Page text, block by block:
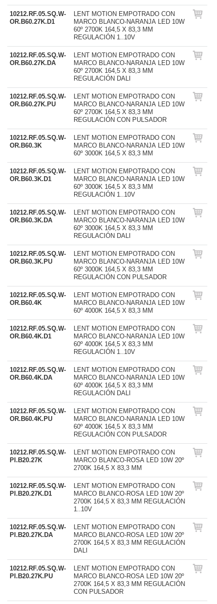
10212.RF.05.SQ.W-
OR.B60.27K.D1
LENT MOTION EMPOTRADO CON
MARCO BLANCO-NARANJA LED 10W
60º 2700K 164,5 X 83,3 MM
REGULACIÓN 1..10V
10212.RF.05.SQ.W-
OR.B60.27K.DA
LENT MOTION EMPOTRADO CON
MARCO BLANCO-NARANJA LED 10W
60º 2700K 164,5 X 83,3 MM
REGULACIÓN DALI
10212.RF.05.SQ.W-
OR.B60.27K.PU
LENT MOTION EMPOTRADO CON
MARCO BLANCO-NARANJA LED 10W
60º 2700K 164,5 X 83,3 MM
REGULACIÓN CON PULSADOR
10212.RF.05.SQ.W-
OR.B60.3K
LENT MOTION EMPOTRADO CON
MARCO BLANCO-NARANJA LED 10W
60º 3000K 164,5 X 83,3 MM
10212.RF.05.SQ.W-
OR.B60.3K.D1
LENT MOTION EMPOTRADO CON
MARCO BLANCO-NARANJA LED 10W
60º 3000K 164,5 X 83,3 MM
REGULACIÓN 1..10V
10212.RF.05.SQ.W-
OR.B60.3K.DA
LENT MOTION EMPOTRADO CON
MARCO BLANCO-NARANJA LED 10W
60º 3000K 164,5 X 83,3 MM
REGULACIÓN DALI
10212.RF.05.SQ.W-
OR.B60.3K.PU
LENT MOTION EMPOTRADO CON
MARCO BLANCO-NARANJA LED 10W
60º 3000K 164,5 X 83,3 MM
REGULACIÓN CON PULSADOR
10212.RF.05.SQ.W-
OR.B60.4K
LENT MOTION EMPOTRADO CON
MARCO BLANCO-NARANJA LED 10W
60º 4000K 164,5 X 83,3 MM
10212.RF.05.SQ.W-
OR.B60.4K.D1
LENT MOTION EMPOTRADO CON
MARCO BLANCO-NARANJA LED 10W
60º 4000K 164,5 X 83,3 MM
REGULACIÓN 1..10V
10212.RF.05.SQ.W-
OR.B60.4K.DA
LENT MOTION EMPOTRADO CON
MARCO BLANCO-NARANJA LED 10W
60º 4000K 164,5 X 83,3 MM
REGULACIÓN DALI
10212.RF.05.SQ.W-
OR.B60.4K.PU
LENT MOTION EMPOTRADO CON
MARCO BLANCO-NARANJA LED 10W
60º 4000K 164,5 X 83,3 MM
REGULACIÓN CON PULSADOR
10212.RF.05.SQ.W-
PI.B20.27K
LENT MOTION EMPOTRADO CON
MARCO BLANCO-ROSA LED 10W 20º
2700K 164,5 X 83,3 MM
10212.RF.05.SQ.W-
PI.B20.27K.D1
LENT MOTION EMPOTRADO CON
MARCO BLANCO-ROSA LED 10W 20º
2700K 164,5 X 83,3 MM REGULACIÓN
1..10V
10212.RF.05.SQ.W-
PI.B20.27K.DA
LENT MOTION EMPOTRADO CON
MARCO BLANCO-ROSA LED 10W 20º
2700K 164,5 X 83,3 MM REGULACIÓN
DALI
10212.RF.05.SQ.W-
PI.B20.27K.PU
LENT MOTION EMPOTRADO CON
MARCO BLANCO-ROSA LED 10W 20º
2700K 164,5 X 83,3 MM REGULACIÓN
CON PULSADOR